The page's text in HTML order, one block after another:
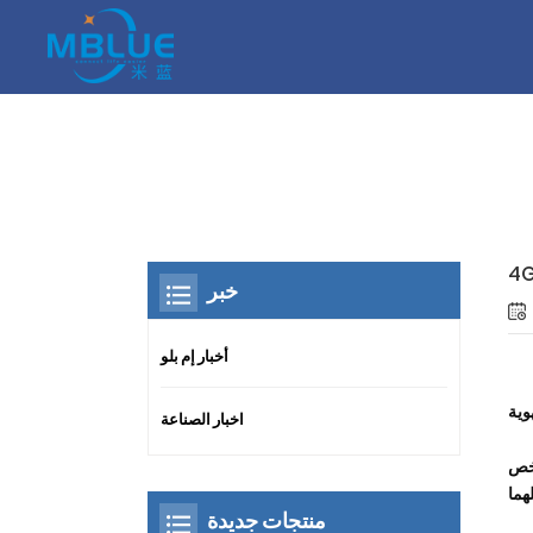
خبر
أخبار إم بلو
اخبار الصناعة
منتجات جديدة